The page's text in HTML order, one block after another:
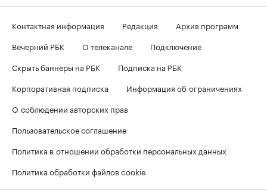
Контактная информация Редакция
Архив программ
Вечерний РБК
О телеканале
Подключение
Скрыть баннеры на РБК
Подписка на РБК
Корпоративная подписка
Информация об ограничениях
О соблюдении авторских прав
Пользовательское соглашение
Политика в отношении обработки персональных данных
Политика обработки файлов cookie